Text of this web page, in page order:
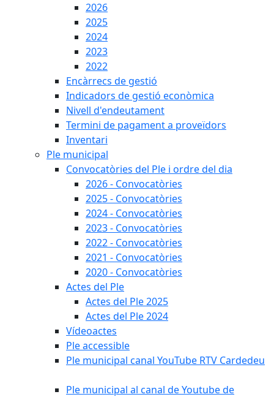
2026
2025
2024
2023
2022
Encàrrecs de gestió
Indicadors de gestió econòmica
Nivell d'endeutament
Termini de pagament a proveïdors
Inventari
Ple municipal
Convocatòries del Ple i ordre del dia
2026 - Convocatòries
2025 - Convocatòries
2024 - Convocatòries
2023 - Convocatòries
2022 - Convocatòries
2021 - Convocatòries
2020 - Convocatòries
Actes del Ple
Actes del Ple 2025
Actes del Ple 2024
Vídeoactes
Ple accessible
Ple municipal canal YouTube RTV Cardedeu
Ple municipal al canal de Youtube de